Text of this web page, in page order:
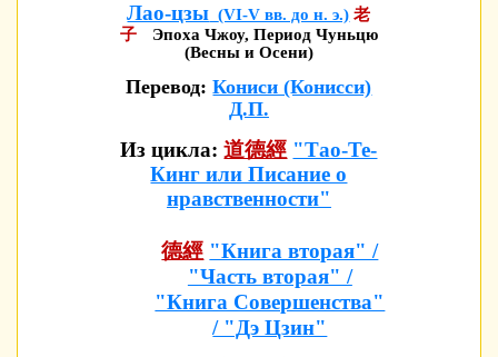
Лао-цзы (VI-V вв. до н. э.) 老
子
Эпоха Чжоу, Период Чуньцю
(Весны и Осени)
Перевод:Кониси (Конисси)
Д.П.
Из цикла:道德經 "Тао-Те-
Кинг или Писание о
нравственности"
德經 "Книга вторая" /
"Часть вторая" /
"Книга Совершенства"
/ "Дэ Цзин"